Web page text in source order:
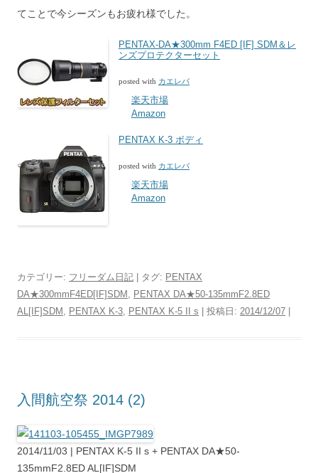
てことで今シーズンもお疲れ様でした。
PENTAX-DA★300mm F4ED [IF] SDM＆レ
ンズプロテクターセット
posted with カエレバ
楽天市場
Amazon
PENTAX K-3 ボディ
posted with カエレバ
楽天市場
Amazon
カテゴリー: フリーダム日記 | タグ: PENTAX
DA★300mmF4ED[IF]SDM , PENTAX DA★50-135mmF2.8ED
AL[IF]SDM , PENTAX K-3, PENTAX K-5 II s | 投稿日: 2014/12/07
入間航空祭 2014 (2)
2014/11/03 | PENTAX K-5 II s + PENTAX DA★50-
135mmF2.8ED AL[IF]SDM